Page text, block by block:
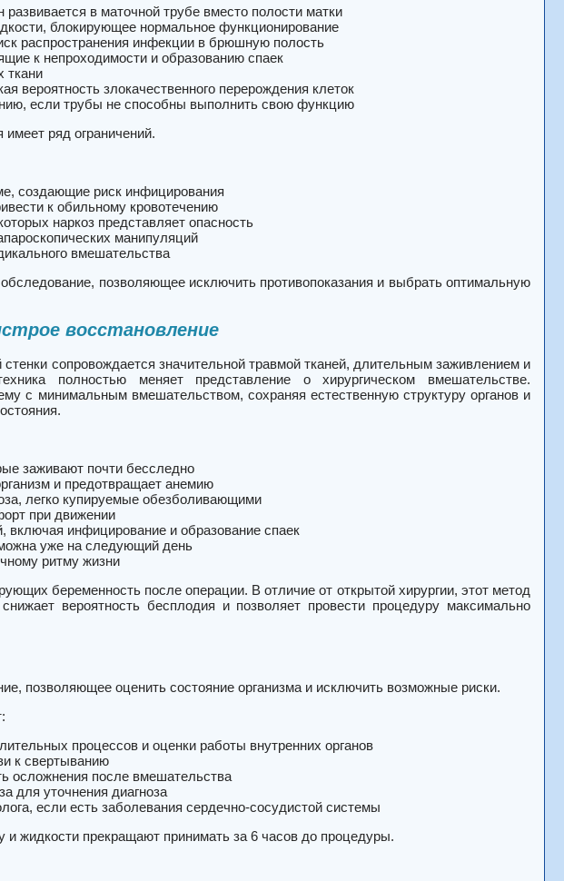
в маточной трубе вместо полости матки
блокирующее нормальное функционирование
распространения инфекции в брюшную полость
к непроходимости и образованию спаек
ткани
вероятность злокачественного перерождения клеток
если трубы не способны выполнить свою функцию
ряд ограничений.
создающие риск инфицирования
к обильному кровотечению
наркоз представляет опасность
манипуляций
вмешательства
позволяющее исключить противопоказания и выбрать оптимальную
восстановление
сопровождается значительной травмой тканей, длительным заживлением и
полностью меняет представление о хирургическом вмешательстве.
с минимальным вмешательством, сохраняя естественную структуру органов и
заживают почти бесследно
и предотвращает анемию
легко купируемые обезболивающими
при движении
инфицирование и образование спаек
уже на следующий день
ритму жизни
беременность после операции. В отличие от открытой хирургии, этот метод
вероятность бесплодия и позволяет провести процедуру максимально
позволяющее оценить состояние организма и исключить возможные риски.
процессов и оценки работы внутренних органов
к свертыванию
осложнения после вмешательства
для уточнения диагноза
если есть заболевания сердечно-сосудистой системы
жидкости прекращают принимать за 6 часов до процедуры.